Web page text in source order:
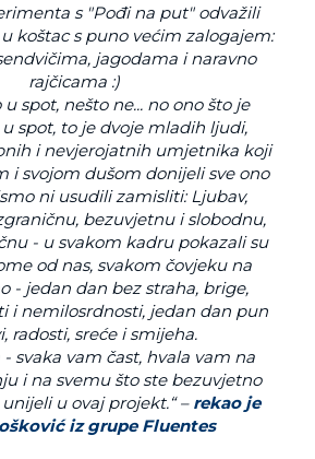
s "Pođi na put" odvažili
koštac s puno većim zalogajem:
jagodama i naravno
rajčicama :)
u spot, nešto ne... no ono što je
spot, to je dvoje mladih ljudi,
i nevjerojatnih umjetnika koji
i svojom dušom donijeli sve ono
ni usudili zamisliti: Ljubav,
bezuvjetnu i slobodnu,
- u svakom kadru pokazali su
od nas, svakom čovjeku na
- jedan dan bez straha, brige,
i nemilosrdnosti, jedan dan pun
radosti, sreće i smijeha.
svaka vam čast, hvala vam na
i na svemu što ste bezuvjetno
u ovaj projekt.“ – rekao je
iz grupe Fluentes